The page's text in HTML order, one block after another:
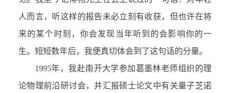
人而言，听这样的报告未必立刻有收获，但也许在将
来的某个时刻，你会发现当年听到的会影响你的一
生。短短数年后，我便真切体会到了这句话的分量。
1995年，我赴南开大学参加葛墨林老师组织的理
论物理前沿研讨会，并汇报硕士论文中有关量子芝诺